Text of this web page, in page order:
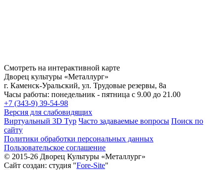
Смотреть на интерактивной карте
Дворец культуры «Металлург»
г. Каменск-Уральский, ул. Трудовые резервы, 8а
Часы работы: понедельник - пятница с 9.00 до 21.00
+7 (343-9) 39-54-98
Версия для слабовидящих
Виртуальный 3D Тур Часто задаваемые вопросы Поиск по
сайту
Политики обработки персональных данных
Пользовательское соглашение
© 2015-26 Дворец Культуры «Металлург»
Сайт создан: студия "Fore-Site"